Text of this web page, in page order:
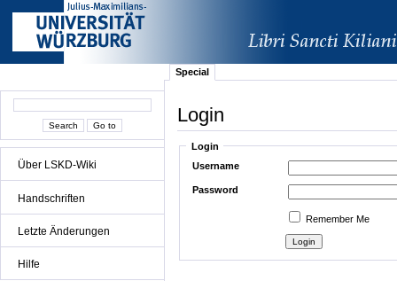
Über LSKD-Wiki
Handschriften
Letzte Änderungen
Hilfe
Special
Login
Login
Username
Password
Remember Me